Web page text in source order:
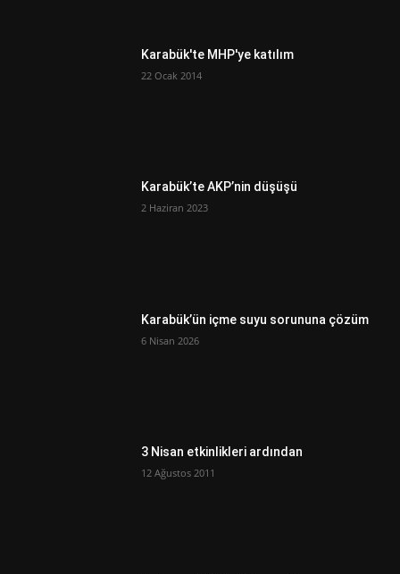
Karabük'te MHP'ye katılım
22 Ocak 2014
Karabük’te AKP’nin düşüşü
2 Haziran 2023
Karabük’ün içme suyu sorununa çözüm
6 Nisan 2026
3 Nisan etkinlikleri ardından
12 Ağustos 2011